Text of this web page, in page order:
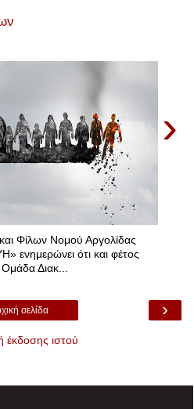
›
Φίλων Νομού Αργολίδας
ότι και φέτος
Διακ...
›
σελίδα
έκδοσης ιστού